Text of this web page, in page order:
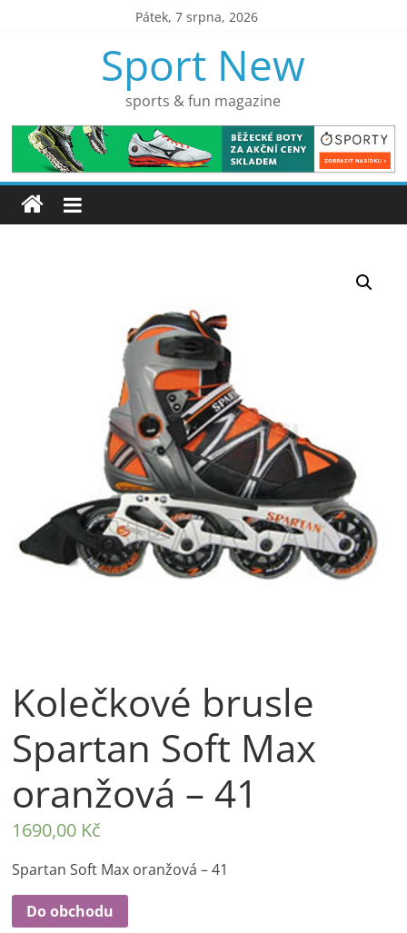
Pátek, 7 srpna, 2026
Sport New
sports & fun magazine
Kolečkové brusle
Spartan Soft Max
oranžová – 41
1690,00 Kč
Spartan Soft Max oranžová – 41
Do obchodu